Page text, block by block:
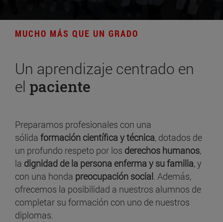
MUCHO MÁS QUE UN GRADO
Un aprendizaje centrado en
el paciente
Preparamos profesionales con una
sólida formación científica y técnica, dotados de
un profundo respeto por los derechos humanos,
la dignidad de la persona enferma y su familia, y
con una honda preocupación social. Además,
ofrecemos la posibilidad a nuestros alumnos de
completar su formación con uno de nuestros
diplomas.